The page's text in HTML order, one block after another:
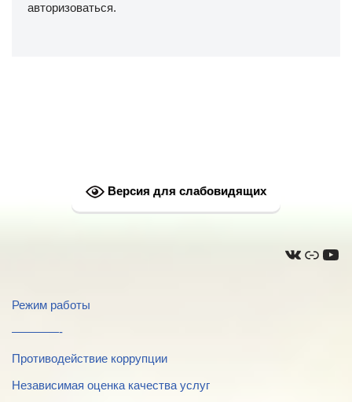
авторизоваться.
Версия для слабовидящих
Режим работы
————-
Противодействие коррупции
Независимая оценка качества услуг